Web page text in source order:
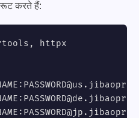
रूट करते हैं:
httpx